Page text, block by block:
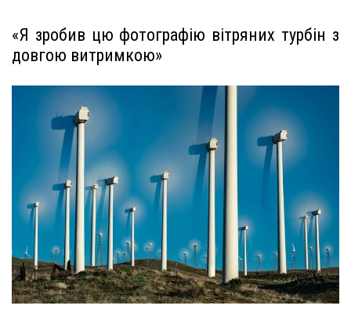
«Я зробив цю фотографію вітряних турбін з
довгою витримкою»